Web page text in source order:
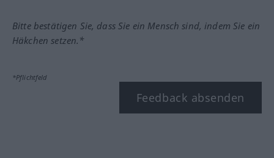
Bitte bestätigen Sie, dass Sie ein Mensch sind, indem Sie ein
Häkchen setzen.*
*Pflichtfeld
Feedback absenden